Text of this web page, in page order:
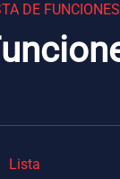
DE FUNCIONES
Lista